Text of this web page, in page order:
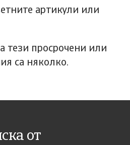
артикули или
тези просрочени или
са няколко.
от